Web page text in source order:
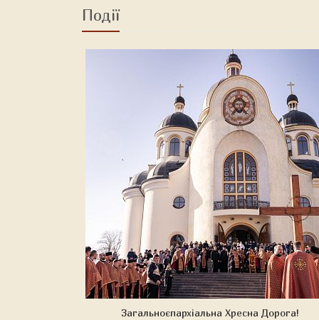
Події
Загальноєпархіальна Хресна Дорога!